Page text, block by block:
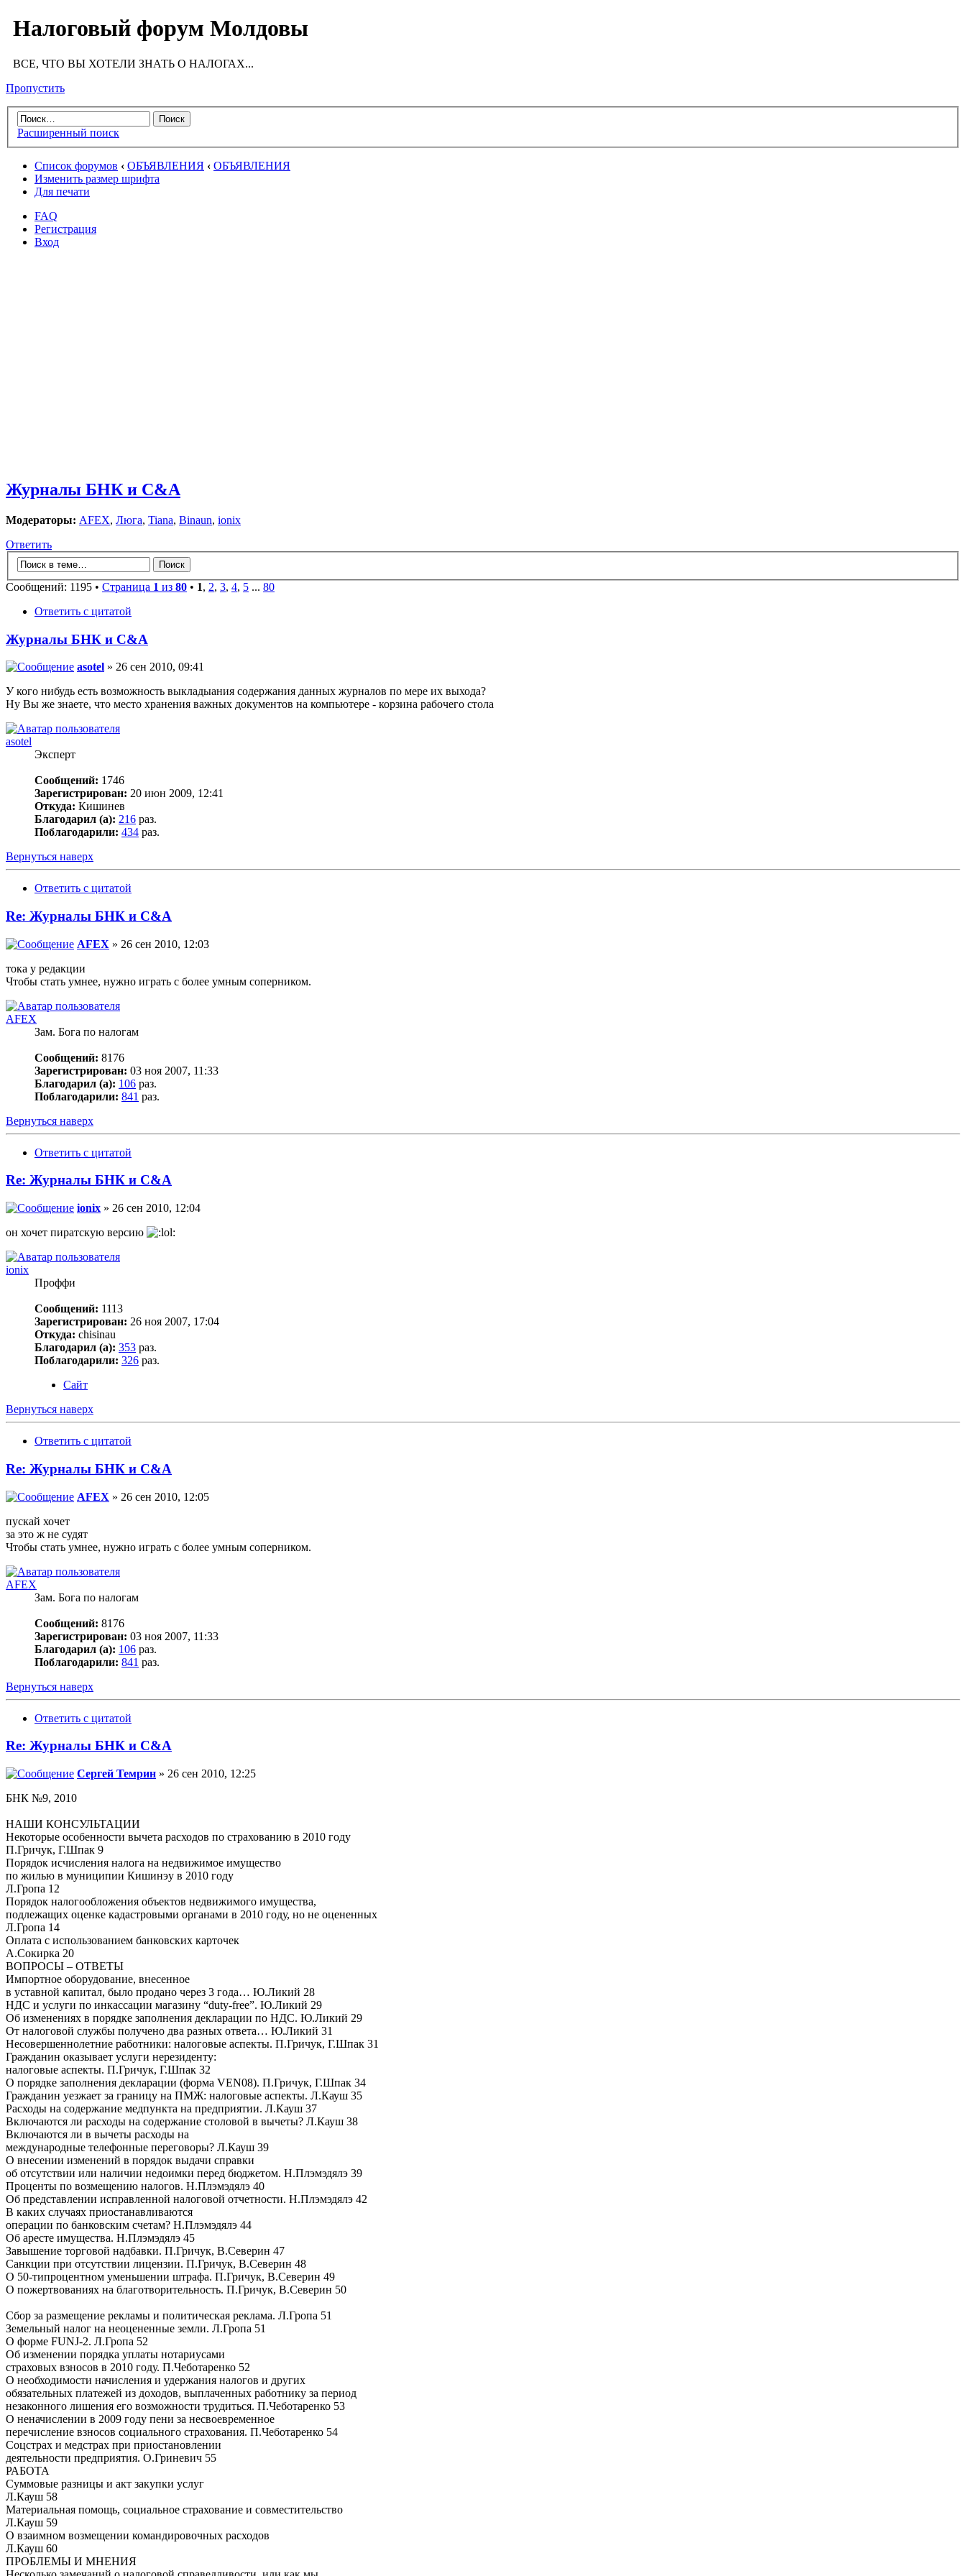
Налоговый форум Молдовы
ВСЕ, ЧТО ВЫ ХОТЕЛИ ЗНАТЬ О НАЛОГАХ...
Пропустить
Расширенный поиск
Список форумов ‹ ОБЪЯВЛЕНИЯ ‹ ОБЪЯВЛЕНИЯ
Изменить размер шрифта
Для печати
FAQ
Регистрация
Вход
Журналы БНК и C&A
Модераторы: AFEX, Люга, Tiana, Binaun, ionix
Ответить
Сообщений: 1195 • Страница 1 из 80 • 1, 2, 3, 4, 5 ... 80
Ответить с цитатой
Журналы БНК и C&A
asotel » 26 сен 2010, 09:41
У кого нибудь есть возможность выкладыания содержания данных журналов по мере их выхода?
Ну Вы же знаете, что место хранения важных документов на компьютере - корзина рабочего стола
asotel
Эксперт
Сообщений: 1746
Зарегистрирован: 20 июн 2009, 12:41
Откуда: Кишинев
Благодарил (а): 216 раз.
Поблагодарили: 434 раз.
Вернуться наверх
Ответить с цитатой
Re: Журналы БНК и C&A
AFEX » 26 сен 2010, 12:03
тока у редакции
Чтобы стать умнее, нужно играть с более умным соперником.
AFEX
Зам. Бога по налогам
Сообщений: 8176
Зарегистрирован: 03 ноя 2007, 11:33
Благодарил (а): 106 раз.
Поблагодарили: 841 раз.
Вернуться наверх
Ответить с цитатой
Re: Журналы БНК и C&A
ionix » 26 сен 2010, 12:04
он хочет пиратскую версию
ionix
Проффи
Сообщений: 1113
Зарегистрирован: 26 ноя 2007, 17:04
Откуда: chisinau
Благодарил (а): 353 раз.
Поблагодарили: 326 раз.
Сайт
Вернуться наверх
Ответить с цитатой
Re: Журналы БНК и C&A
AFEX » 26 сен 2010, 12:05
пускай хочет
за это ж не судят
Чтобы стать умнее, нужно играть с более умным соперником.
AFEX
Зам. Бога по налогам
Сообщений: 8176
Зарегистрирован: 03 ноя 2007, 11:33
Благодарил (а): 106 раз.
Поблагодарили: 841 раз.
Вернуться наверх
Ответить с цитатой
Re: Журналы БНК и C&A
Сергей Темрин » 26 сен 2010, 12:25
БНК №9, 2010
НАШИ КОНСУЛЬТАЦИИ
Некоторые особенности вычета расходов по страхованию в 2010 году
П.Гричук, Г.Шпак 9
Порядок исчисления налога на недвижимое имущество
по жилью в муниципии Кишинэу в 2010 году
Л.Гропа 12
Порядок налогообложения объектов недвижимого имущества,
подлежащих оценке кадастровыми органами в 2010 году, но не оцененных
Л.Гропа 14
Оплата с использованием банковских карточек
А.Сокирка 20
ВОПРОСЫ – ОТВЕТЫ
Импортное оборудование, внесенное
в уставной капитал, было продано через 3 года… Ю.Ликий 28
НДС и услуги по инкассации магазину “duty-free”. Ю.Ликий 29
Об изменениях в порядке заполнения декларации по НДС. Ю.Ликий 29
От налоговой службы получено два разных ответа… Ю.Ликий 31
Несовершеннолетние работники: налоговые аспекты. П.Гричук, Г.Шпак 31
Гражданин оказывает услуги нерезиденту:
налоговые аспекты. П.Гричук, Г.Шпак 32
О порядке заполнения декларации (форма VEN08). П.Гричук, Г.Шпак 34
Гражданин уезжает за границу на ПМЖ: налоговые аспекты. Л.Кауш 35
Расходы на содержание медпункта на предприятии. Л.Кауш 37
Включаются ли расходы на содержание столовой в вычеты? Л.Кауш 38
Включаются ли в вычеты расходы на
международные телефонные переговоры? Л.Кауш 39
О внесении изменений в порядок выдачи справки
об отсутствии или наличии недоимки перед бюджетом. Н.Плэмэдялэ 39
Проценты по возмещению налогов. Н.Плэмэдялэ 40
Об представлении исправленной налоговой отчетности. Н.Плэмэдялэ 42
В каких случаях приостанавливаются
операции по банковским счетам? Н.Плэмэдялэ 44
Об аресте имущества. Н.Плэмэдялэ 45
Завышение торговой надбавки. П.Гричук, В.Северин 47
Санкции при отсутствии лицензии. П.Гричук, В.Северин 48
О 50-типроцентном уменьшении штрафа. П.Гричук, В.Северин 49
О пожертвованиях на благотворительность. П.Гричук, В.Северин 50
Сбор за размещение рекламы и политическая реклама. Л.Гропа 51
Земельный налог на неоцененные земли. Л.Гропа 51
О форме FUNJ-2. Л.Гропа 52
Об изменении порядка уплаты нотариусами
страховых взносов в 2010 году. П.Чеботаренко 52
О необходимости начисления и удержания налогов и других
обязательных платежей из доходов, выплаченных работнику за период
незаконного лишения его возможности трудиться. П.Чеботаренко 53
О неначислении в 2009 году пени за несвоевременное
перечисление взносов социального страхования. П.Чеботаренко 54
Соцстрах и медстрах при приостановлении
деятельности предприятия. О.Гриневич 55
РАБОТА
Суммовые разницы и акт закупки услуг
Л.Кауш 58
Материальная помощь, социальное страхование и совместительство
Л.Кауш 59
О взаимном возмещении командировочных расходов
Л.Кауш 60
ПРОБЛЕМЫ И МНЕНИЯ